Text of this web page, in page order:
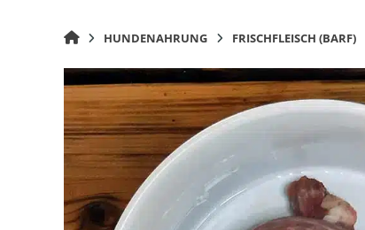
GUT
HUNDENAHRUNG FRISCHFLEISCH (BARF)